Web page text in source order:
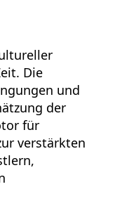
Die
und
der
für
verstärkten